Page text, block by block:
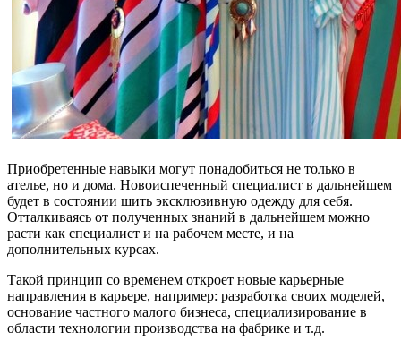
Приобретенные навыки могут понадобиться не только в
ателье, но и дома. Новоиспеченный специалист в дальнейшем
будет в состоянии шить эксклюзивную одежду для себя.
Отталкиваясь от полученных знаний в дальнейшем можно
расти как специалист и на рабочем месте, и на
дополнительных курсах.
Такой принцип со временем откроет новые карьерные
направления в карьере, например: разработка своих моделей,
основание частного малого бизнеса, специализирование в
области технологии производства на фабрике и т.д.